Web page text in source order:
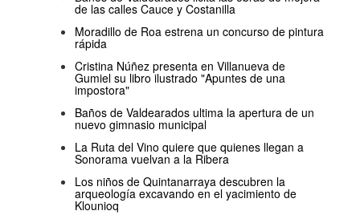
de las calles Cauce y Costanilla
Moradillo de Roa estrena un concurso de pintura
rápida
Cristina Núñez presenta en Villanueva de
Gumiel su libro ilustrado "Apuntes de una
impostora"
Baños de Valdearados ultima la apertura de un
nuevo gimnasio municipal
La Ruta del Vino quiere que quienes llegan a
Sonorama vuelvan a la Ribera
Los niños de Quintanarraya descubren la
arqueología excavando en el yacimiento de
Klounioq